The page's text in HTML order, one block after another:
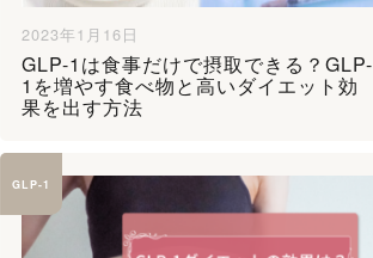
2023年1月16日
GLP-1は食事だけで摂取できる？GLP-
1を増やす食べ物と高いダイエット効
果を出す方法
GLP-1